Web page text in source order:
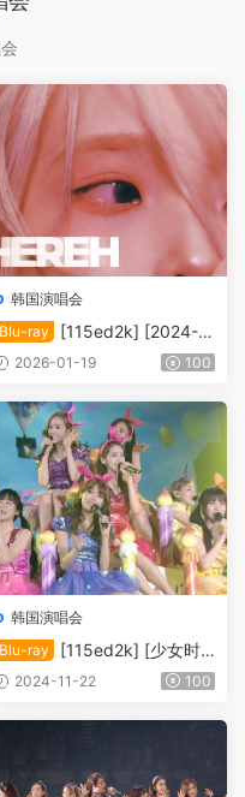
韩国演唱会
Blu-ray
[115ed2k] [2024-李
恩 IU H.E.R.E.H世界巡回演
DTS-HD MA 5.1][ISO/11
9.41 GiB]
2026-01-19 100
韩国演唱会
Blu-ray
[115ed2k] [少女时
第二次日本全国巡演 Girls’
Edition 2013][ISO/3
2024-11-22 100